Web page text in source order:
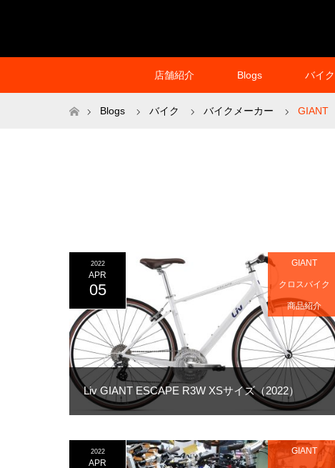
店舗紹介 Blogs バイク
ホームBlogs バイク バイクメーカー GIANT
Liv GIANT ESCAPE R3W XSサイズ（2022）
2022
APR
05
GIANT
クロスバイク
商品紹介
2022
APR
GIANT